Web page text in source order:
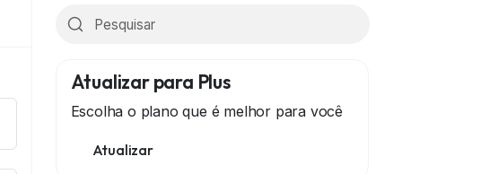
Atualizar para Plus
Escolha o plano que é melhor para você
Atualizar